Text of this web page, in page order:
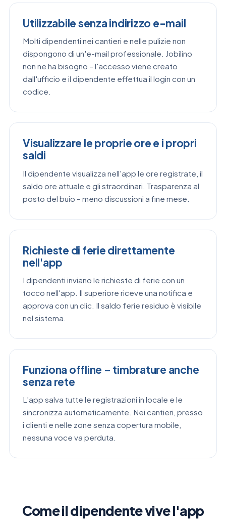
Utilizzabile senza indirizzo e-mail
Molti dipendenti nei cantieri e nelle pulizie non
dispongono di un'e-mail professionale. Jobilino
non ne ha bisogno – l'accesso viene creato
dall'ufficio e il dipendente effettua il login con un
codice.
Visualizzare le proprie ore e i propri
saldi
Il dipendente visualizza nell'app le ore registrate, il
saldo ore attuale e gli straordinari. Trasparenza al
posto del buio – meno discussioni a fine mese.
Richieste di ferie direttamente
nell'app
I dipendenti inviano le richieste di ferie con un
tocco nell'app. Il superiore riceve una notifica e
approva con un clic. Il saldo ferie residuo è visibile
nel sistema.
Funziona offline – timbrature anche
senza rete
L'app salva tutte le registrazioni in locale e le
sincronizza automaticamente. Nei cantieri, presso
i clienti e nelle zone senza copertura mobile,
nessuna voce va perduta.
Come il dipendente vive l'app